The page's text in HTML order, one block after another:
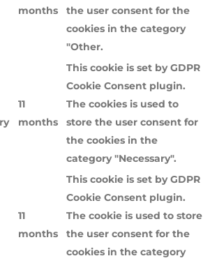
months
the user consent for the
cookies in the category
"Other.
11
months
This cookie is set by GDPR
Cookie Consent plugin.
The cookies is used to
store the user consent for
the cookies in the
category "Necessary".
11
months
This cookie is set by GDPR
Cookie Consent plugin.
The cookie is used to store
the user consent for the
cookies in the category